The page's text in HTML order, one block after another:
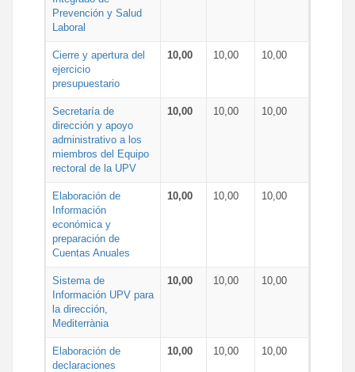
Prevención y Salud
Laboral
Cierre y apertura del
ejercicio
presupuestario
10,00 10,00 10,00
Secretaría de
dirección y apoyo
administrativo a los
miembros del Equipo
rectoral de la UPV
10,00 10,00 10,00
Elaboración de
Información
económica y
preparación de
Cuentas Anuales
10,00 10,00 10,00
Sistema de
Información UPV para
la dirección,
Mediterrània
10,00 10,00 10,00
Elaboración de
declaraciones
10,00 10,00 10,00